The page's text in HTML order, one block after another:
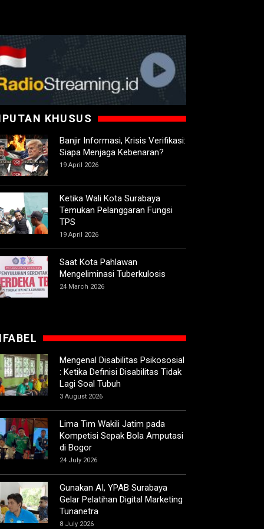
KHUSUS
Banjir Informasi, Krisis Verifikasi:
Siapa Menjaga Kebenaran?
19 April 2026
Ketika Wali Kota Surabaya
Temukan Pelanggaran Fungsi
TPS
19 April 2026
Saat Kota Pahlawan
Mengeliminasi Tuberkulosis
24 March 2026
Mengenal Disabilitas Psikososial
: Ketika Definisi Disabilitas Tidak
Lagi Soal Tubuh
3 August 2026
Lima Tim Wakili Jatim pada
Kompetisi Sepak Bola Amputasi
di Bogor
24 July 2026
Gunakan AI, YPAB Surabaya
Gelar Pelatihan Digital Marketing
Tunanetra
8 July 2026